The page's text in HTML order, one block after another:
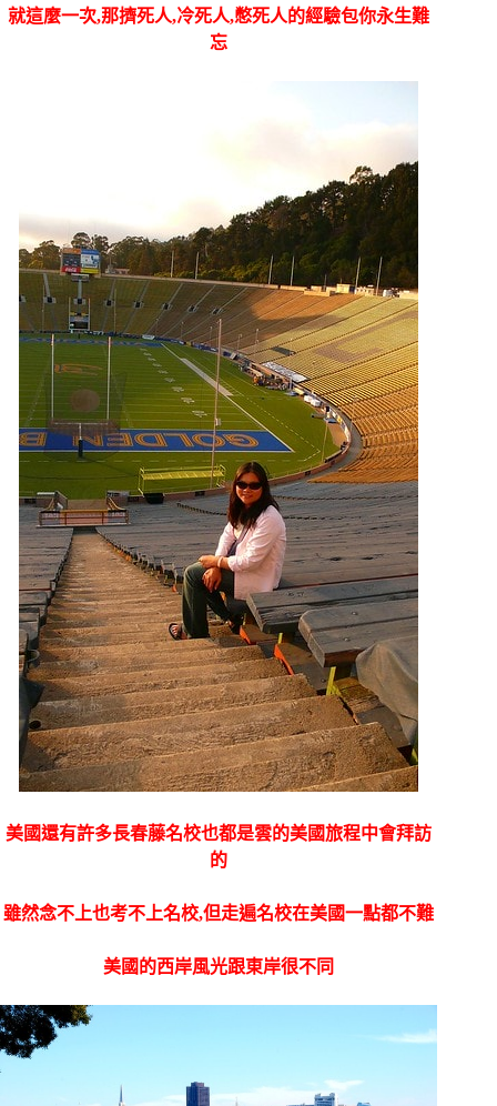
就這麼一次,那擠死人,冷死人,憋死人的經驗包你永生難
忘
美國還有許多長春藤名校也都是雲的美國旅程中會拜訪
的
雖然念不上也考不上名校,但走遍名校在美國一點都不難
美國的西岸風光跟東岸很不同